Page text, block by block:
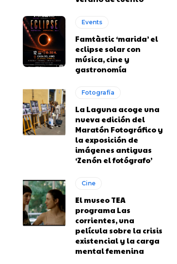
Events
Famtàstic ‘marida’ el
eclipse solar con
música, cine y
gastronomía
Fotografía
La Laguna acoge una
nueva edición del
Maratón Fotográfico y
la exposición de
imágenes antiguas
‘Zenón el fotógrafo’
Cine
El museo TEA
programa Las
corrientes, una
película sobre la crisis
existencial y la carga
mental femenina